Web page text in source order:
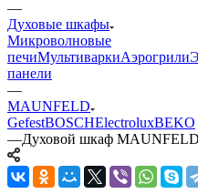
—
Духовые шкафы
Микроволновые
печиМультиваркиАэрогрили
панели
—
MAUNFELD
GefestBOSCHElectroluxBEKO
—Духовой шкаф